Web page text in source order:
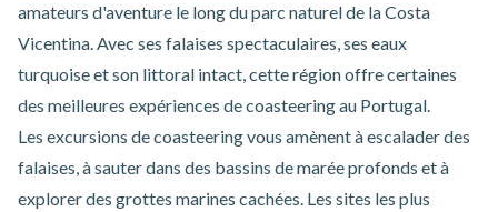
amateurs d'aventure le long du parc naturel de la Costa
Vicentina. Avec ses falaises spectaculaires, ses eaux
turquoise et son littoral intact, cette région offre certaines
des meilleures expériences de coasteering au Portugal.
Les excursions de coasteering vous amènent à escalader des
falaises, à sauter dans des bassins de marée profonds et à
explorer des grottes marines cachées. Les sites les plus